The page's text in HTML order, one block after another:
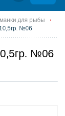
для рыбы
№06
№06